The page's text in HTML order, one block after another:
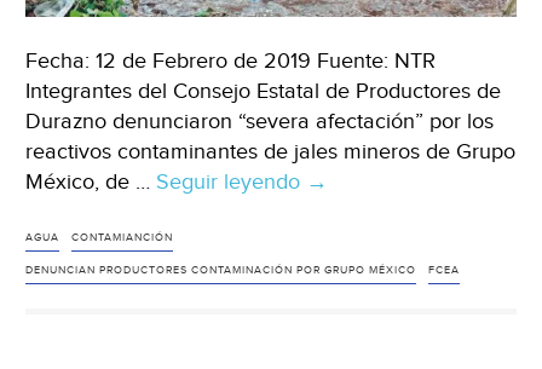
Fecha: 12 de Febrero de 2019 Fuente: NTR
Integrantes del Consejo Estatal de Productores de
Durazno denunciaron “severa afectación” por los
reactivos contaminantes de jales mineros de Grupo
México, de … Seguir leyendo Denuncian
por
→
AGUA CONTAMIANCIÓN
DENUNCIAN PRODUCTORES CONTAMINACIÓN POR GRUPO MÉXICO FCEA